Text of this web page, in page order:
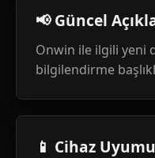
📢 Güncel
Onwin ile ilgili yeni
bilgilendirme
📱 Cihaz Uyumu